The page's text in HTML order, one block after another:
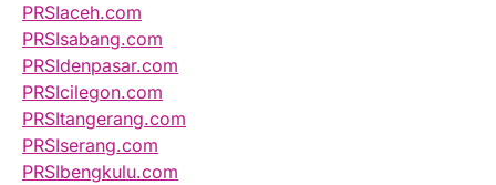
PRSIaceh.com
PRSIsabang.com
PRSIdenpasar.com
PRSIcilegon.com
PRSItangerang.com
PRSIserang.com
PRSIbengkulu.com